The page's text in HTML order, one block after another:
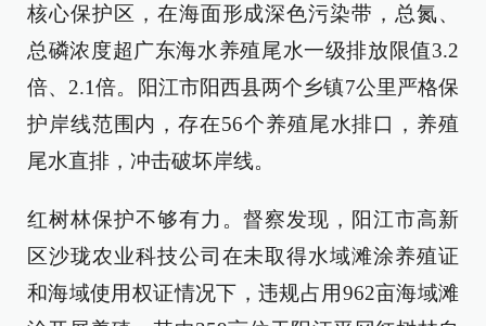
核心保护区，在海面形成深色污染带，总氮、
总磷浓度超广东海水养殖尾水一级排放限值3.2
倍、2.1倍。阳江市阳西县两个乡镇7公里严格保
护岸线范围内，存在56个养殖尾水排口，养殖
尾水直排，冲击破坏岸线。
红树林保护不够有力。督察发现，阳江市高新
区沙珑农业科技公司在未取得水域滩涂养殖证
和海域使用权证情况下，违规占用962亩海域滩